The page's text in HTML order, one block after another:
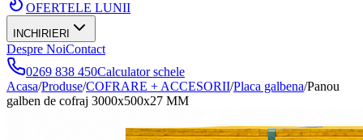
OFERTELE LUNII
INCHIRIERI
Despre NoiContact
0269 838 450Calculator schele
Acasa/Produse/COFRARE + ACCESORII/Placa galbena/Panou
galben de cofraj 3000x500x27 MM